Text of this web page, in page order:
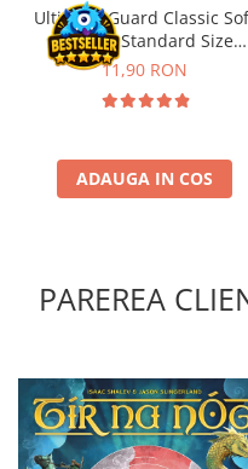
Gundam TCG
Puzzle
Puzzle 1000 piese
Puzzle 3000 piese
Puzzle 2000 piese
Puzzle 60 piese
Puzzle 40 piese
Puzzle 30 piese
Puzzle 120 piese
Ultimate Guard Classic
Sleeves Standard Size
Transparent (100)
11,90 RON
ADAUGA IN COS
PAREREA